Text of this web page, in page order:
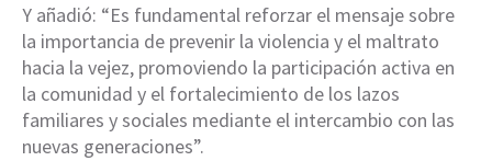
Y añadió: “Es fundamental reforzar el mensaje sobre
la importancia de prevenir la violencia y el maltrato
hacia la vejez, promoviendo la participación activa en
la comunidad y el fortalecimiento de los lazos
familiares y sociales mediante el intercambio con las
nuevas generaciones”.